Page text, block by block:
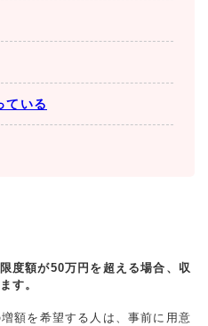
ている
度額が50万円を超える場合、収
す。
額を希望する人は、事前に用意